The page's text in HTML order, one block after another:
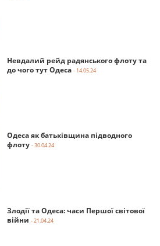
Невдалий рейд радянського флоту та
до чого тут Одеса - 14.05.24
Одеса як батьківщина підводного
флоту - 30.04.24
Злодії та Одеса: часи Першої світової
війни - 21.04.24